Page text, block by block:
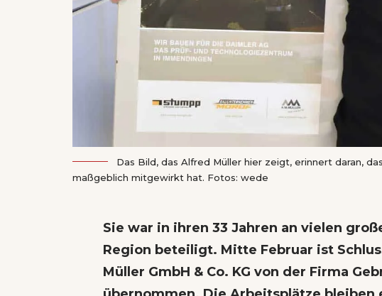
Das Bild, das Alfred Müller hier zeigt, erinnert daran,
maßgeblich mitgewirkt hat. Fotos: wede
Sie war in ihren 33 Jahren an vielen
Region beteiligt. Mitte Februar ist
Müller GmbH & Co. KG von der Firma